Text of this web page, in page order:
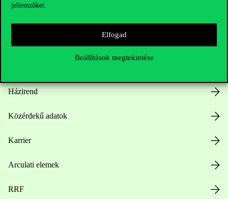
jellemzőket.
Elfogad
Beállítások megtekintése
Hasznos linkek
Házirend
Közérdekű adatok
Karrier
Arculati elemek
RRF